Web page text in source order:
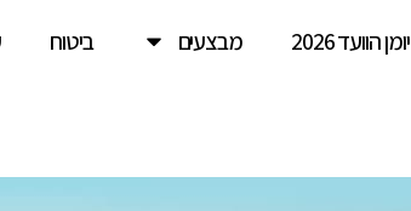
יומן הוועד 2026 מבצעים ביטוח